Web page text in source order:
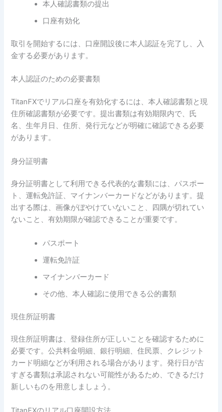
本人確認書類の提出
口座有効化
取引を開始するには、口座開設後に本人認証を完了し、入
金する必要があります。
本人認証のための必要書類
TitanFXでリアル口座を有効化するには、本人確認書類と現
住所確認書類が必要です。提出書類は有効期限内で、氏
名、生年月日、住所、発行元などが明確に確認できる必要
があります。
身分証明書
身分証明書として利用できる代表的な書類には、パスポー
ト、運転免許証、マイナンバーカードなどがあります。提
出する際は、画像がぼやけていないこと、四隅が切れてい
ないこと、有効期限が確認できることが重要です。
パスポート
運転免許証
マイナンバーカード
その他、本人確認に使用できる公的書類
現住所証明書
現住所証明書は、登録住所が正しいことを確認するために
必要です。公共料金明細、銀行明細、住民票、クレジット
カード明細などが利用される場合があります。発行日が古
すぎる書類は承認されない可能性があるため、できるだけ
新しいものを用意しましょう。